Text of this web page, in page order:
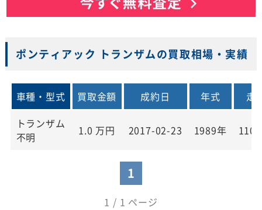
ポンティアック トランザムの買取相場・実績
車種・型式 買取金額 成約日 年式
走
トランザム
不明
1.0 万円 2017-02-23 1989年
1
1 / 1 ページ